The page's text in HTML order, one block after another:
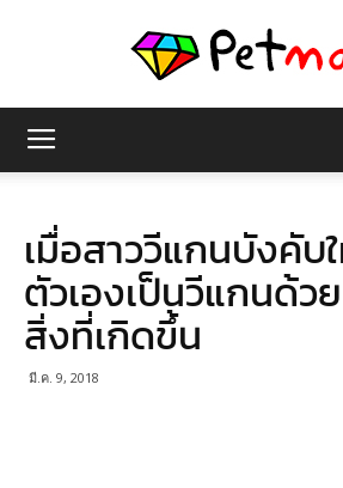
มายา
เมื่อสาววีแกนบังคับ
ตัวเองเป็นวีแกนด้ว
สิ่งที่เกิดขึ้น
มี.ค. 9, 2018